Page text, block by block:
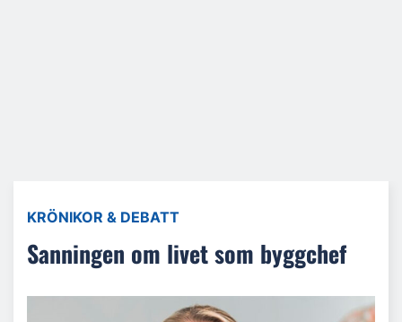
KRÖNIKOR & DEBATT
Sanningen om livet som byggchef